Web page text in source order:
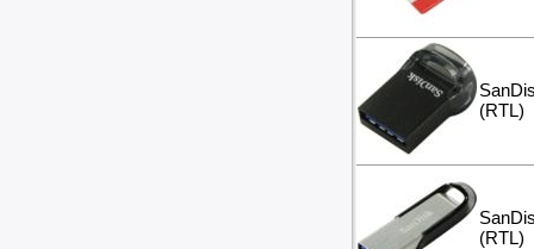
(RTL)
(RTL)